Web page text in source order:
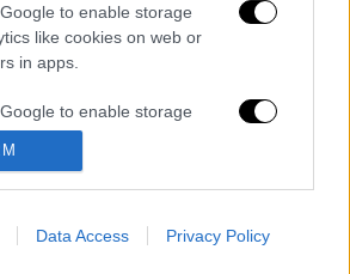
to enable storage
like cookies on web or
in apps.
to enable storage
of the website or app.
to enable storage
Data Access Privacy Policy
στο ethnos.gr: «Κάποτε
ότι το να είσαι outsider ήταν
τώρα το βλέπω ως δύναμη»
σκηνές και κουβέρτες σε ακραίες
Σε δραματικές συνθήκες
μετανάστες στη Θέουτα
στην Κρήτη: Σε ενήλικη η
για σεξουαλική συνεύρεση